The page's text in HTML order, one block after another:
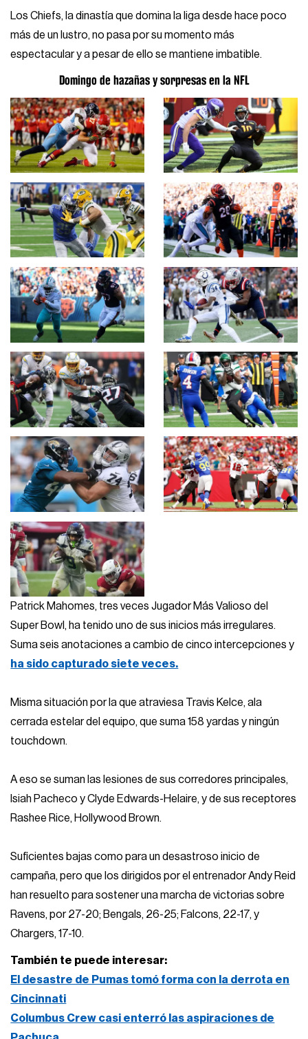
Los Chiefs, la dinastía que domina la liga desde hace poco
más de un lustro, no pasa por su momento más
espectacular y a pesar de ello se mantiene imbatible.
Domingo de hazañas y sorpresas en la NFL
Patrick Mahomes, tres veces Jugador Más Valioso del
Super Bowl, ha tenido uno de sus inicios más irregulares.
Suma seis anotaciones a cambio de cinco intercepciones y
ha sido capturado siete veces.
Misma situación por la que atraviesa Travis Kelce, ala
cerrada estelar del equipo, que suma 158 yardas y ningún
touchdown.
A eso se suman las lesiones de sus corredores principales,
Isiah Pacheco y Clyde Edwards-Helaire, y de sus receptores
Rashee Rice, Hollywood Brown.
Suficientes bajas como para un desastroso inicio de
campaña, pero que los dirigidos por el entrenador Andy Reid
han resuelto para sostener una marcha de victorias sobre
Ravens, por 27-20; Bengals, 26-25; Falcons, 22-17, y
Chargers, 17-10.
También te puede interesar:
El desastre de Pumas tomó forma con la derrota en
Cincinnati
Columbus Crew casi enterró las aspiraciones de